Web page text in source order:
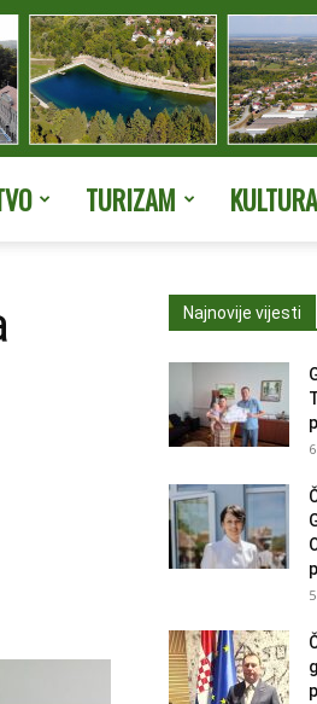
TURIZAM KULTURA
Najnovije vijesti